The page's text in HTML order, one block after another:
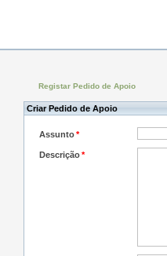
Registar Pedido de Apoio
Criar Pedido de Apoio
Assunto*
Descrição*